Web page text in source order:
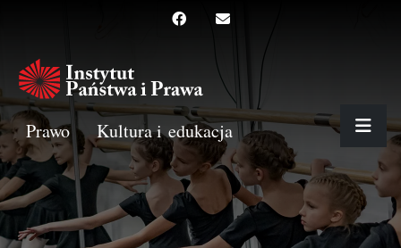
Prawo Kultura i edukacja